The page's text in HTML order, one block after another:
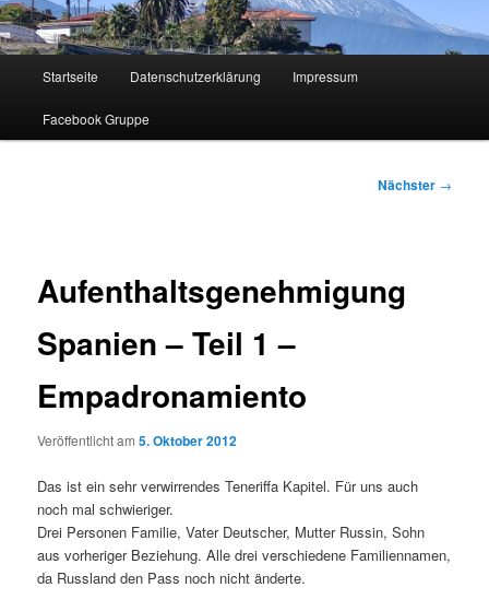
Zum
primären
Startseite Datenschutzerklärung Impressum
Facebook Gruppe
Nächster →
Aufenthaltsgenehmigung
Spanien – Teil 1 –
Empadronamiento
Veröffentlicht am5. Oktober 2012
Das ist ein sehr verwirrendes Teneriffa Kapitel. Für uns auch
noch mal schwieriger.
Drei Personen Familie, Vater Deutscher, Mutter Russin, Sohn
aus vorheriger Beziehung. Alle drei verschiedene Familiennamen,
da Russland den Pass noch nicht änderte.